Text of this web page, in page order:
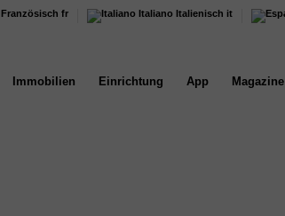
Französisch fr Italiano Italienisch it
Immobilien Einrichtung App Magazine